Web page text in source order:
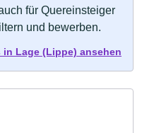
für Quereinsteiger
und bewerben.
Lage (Lippe) ansehen